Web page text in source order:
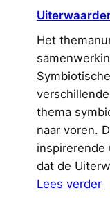
Het
thema
naar voren.
inspirerende
dat de
Lees verder: